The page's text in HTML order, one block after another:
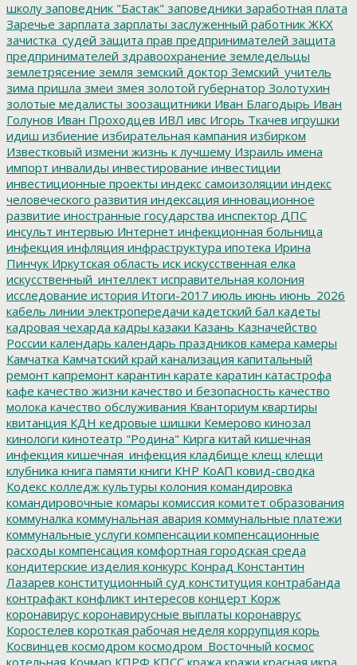
школу заповедник "Бастак" заповедники заработная плата
Заречье зарплата зарплаты заслуженный работник ЖКХ
зачистка_судей защита прав предпринимателей защита
предпринимателей здравоохранение земледельцы
землетрясение земля земский доктор Земский_учитель
зима пришла змеи змея золотой губернатор Золотухин
золотые медалисты зоозащитники Иван Благодырь Иван
Голунов Иван Проходцев ИВЛ ивс Игорь Ткачев игрушки
идиш избиение избирательная кампания избирком
Известковый измени жизнь к лучшему Израиль имена
импорт инвалиды инвестирование инвестиции
инвестиционные проекты индекс самоизоляции индекс
человеческого развития индексация инновационное
развитие иностранные государства инспектор ДПС
инсульт интервью Интернет инфекционная больница
инфекция инфляция инфраструктура ипотека Ирина
Пинчук Иркутская область иск искусственная елка
искусственный_интеллект исправительная колония
исследование история Итоги-2017 июль июнь июнь_2026
кабель линии электропередачи кадетский бал кадеты
кадровая чехарда кадры казаки Казань Казначейство
России календарь календарь праздников камера камеры
Камчатка Камчатский край канализация капитальный
ремонт капремонт карантин карате каратин катастрофа
кафе качество жизни качество и безопасность качество
молока качество обслуживания Кванториум квартиры
квитанция КДН кедровые шишки Кемерово кинозал
кинологи кинотеатр "Родина" Кирга китай кишечная
инфекция кишечная_инфекция кладбище клещ клещи
клубника книга памяти книги КНР КоАП ковид-сводка
Кодекс колледж культуры колония командировка
командировочные комары комиссия комитет образования
коммуналка коммунальная авария коммунальные платежи
коммунальные услуги компенсации компенсационные
расходы компенсация комфортная городская среда
кондитерские изделия конкурс Конрад Константин
Лазарев конституционный суд конституция контрабанда
контрафакт конфликт интересов концерт Корж
коронавирус коронавирусные выплаты коронаврус
Коростелев короткая рабочая неделя коррупция корь
Косвинцев космодром космодром_Восточный космос
котельная Кочмар КПРФ КПСС кража кражи красная икра